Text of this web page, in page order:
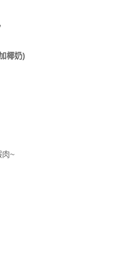
椰奶)
肉~